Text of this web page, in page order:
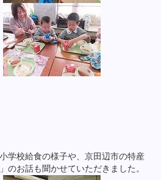
学校給食の様子や、京田辺市の特産
のお話も聞かせていただきました。